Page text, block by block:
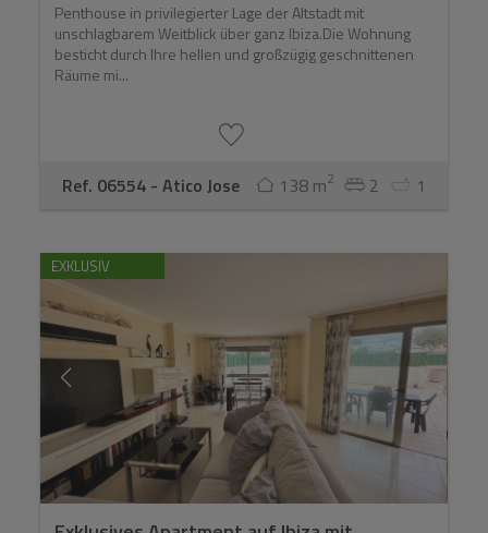
Penthouse in privilegierter Lage der Altstadt mit
unschlagbarem Weitblick über ganz Ibiza.Die Wohnung
besticht durch Ihre hellen und großzügig geschnittenen
Räume mi...
Ref. 06554 - Atico Jose 138 m2 2 1
EXKLUSIV